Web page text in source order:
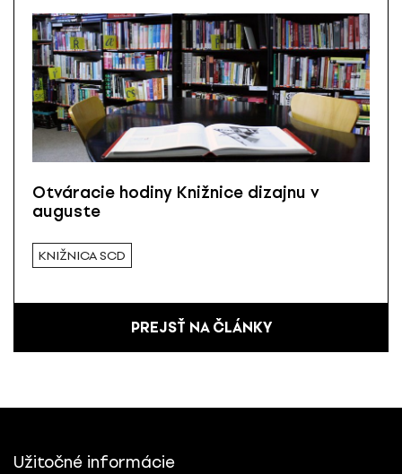
Otváracie hodiny Knižnice dizajnu v
auguste
KNIŽNICA SCD
PREJSŤ NA ČLÁNKY
Užitočné informácie